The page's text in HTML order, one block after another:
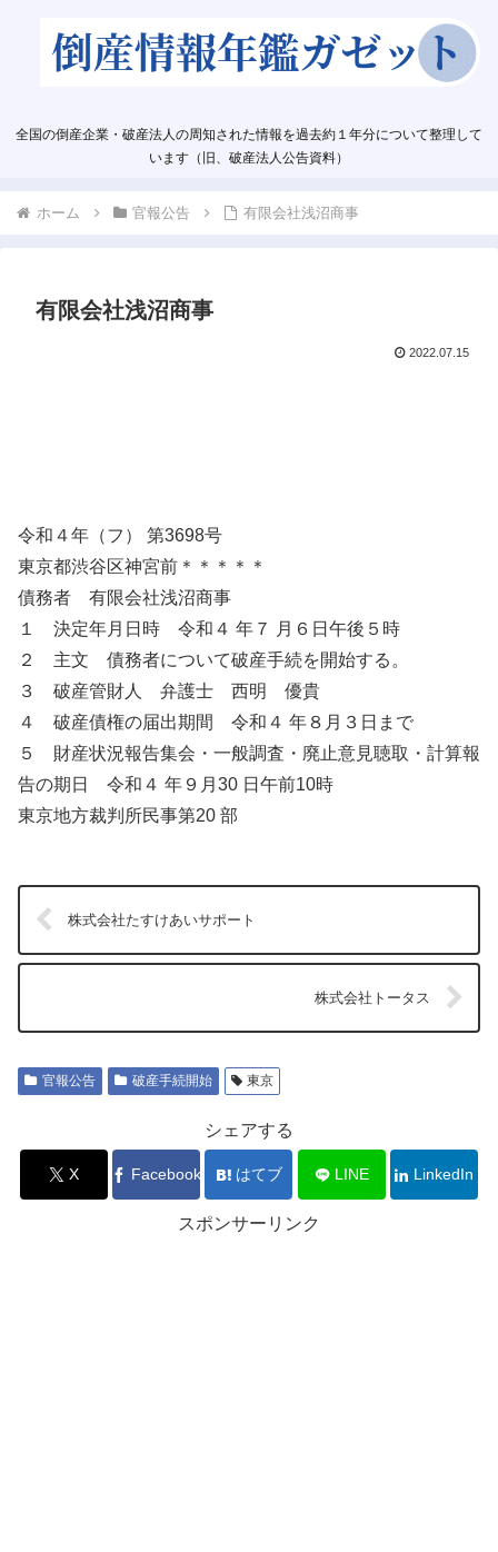
全国の倒産企業・破産法人の周知された情報を過去約１年分について整理して
います（旧、破産法人公告資料）
ホーム 官報公告 有限会社浅沼商事
有限会社浅沼商事
2022.07.15
令和４年（フ） 第3698号
東京都渋谷区神宮前＊＊＊＊＊
債務者 有限会社浅沼商事
１ 決定年月日時 令和４ 年７ 月６日午後５時
２ 主文 債務者について破産手続を開始する。
３ 破産管財人 弁護士 西明 優貴
４ 破産債権の届出期間 令和４ 年８月３日まで
５ 財産状況報告集会・一般調査・廃止意見聴取・計算報
告の期日 令和４ 年９月30 日午前10時
東京地方裁判所民事第20 部
株式会社たすけあいサポート
株式会社トータス
官報公告 破産手続開始 東京
シェアする
X Facebook はてブ LINE LinkedIn
スポンサーリンク